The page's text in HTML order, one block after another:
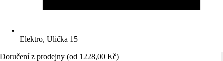
Elektro, Ulička 15
Doručení z prodejny (od 1228,00 Kč)